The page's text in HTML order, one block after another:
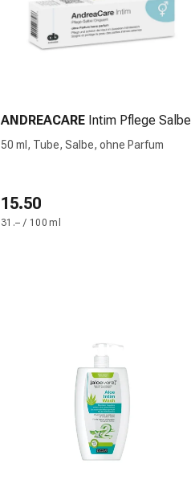
ANDREACARE Intim Pflege Salbe
50 ml, Tube, Salbe, ohne Parfum
15.50
31.– / 100 ml